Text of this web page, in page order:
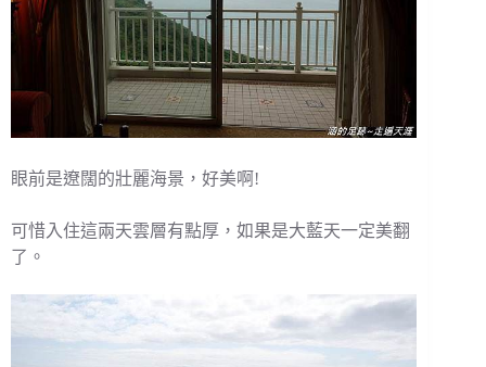
眼前是遼闊的壯麗海景，好美啊!
可惜入住這兩天雲層有點厚，如果是大藍天一定美翻
了。